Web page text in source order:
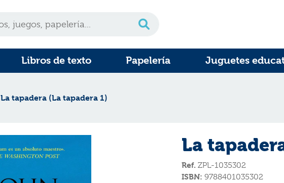
Libros de texto Papelería Juguetes
La tapadera (La tapadera 1)
La
Ref. ZPL-1035302
ISBN: 9788401035302